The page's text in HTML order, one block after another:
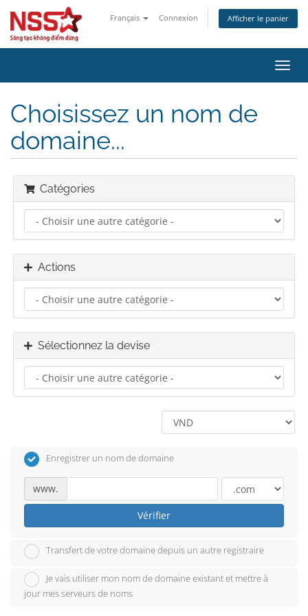
Français Connexion Afficher le panier
la
Choisissez un nom de
domaine...
Catégories
Actions
Sélectionnez la devise
Enregistrer un nom de domaine
www.
Vérifier
Transfert de votre domaine depuis un autre registraire
Je vais utiliser mon nom de domaine existant et mettre à
jour mes serveurs de noms